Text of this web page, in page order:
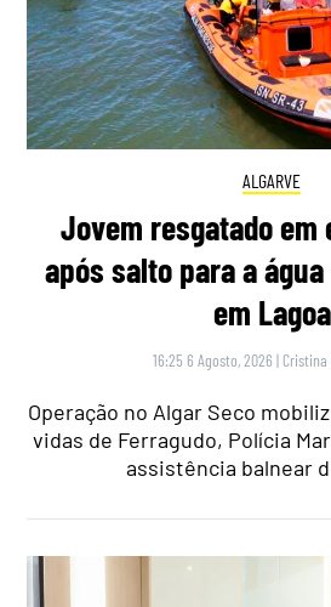
ALGARVE
Jovem resgatado em
após salto para a
em Lagoa
16:25 6 Agosto, 2026 | Cristina
Operação no Algar Seco
vidas de Ferragudo, Polícia
assistência balnear